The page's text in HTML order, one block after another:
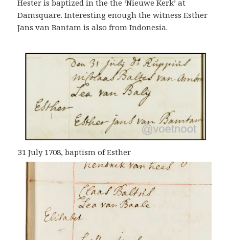
Hester is baptized in the the ‘Nieuwe Kerk’ at
Damsquare. Interesting enough the witness Esther
Jans van Bantam is also from Indonesia.
31 July 1708, baptism of Esther